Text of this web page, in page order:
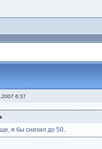
6:37
я бы снизил до 50..